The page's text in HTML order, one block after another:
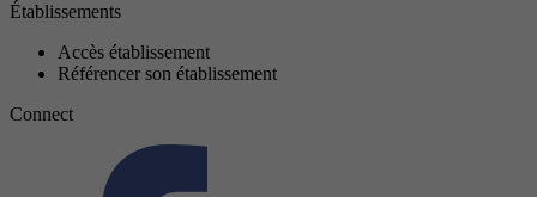
Établissements
Accès établissement
Référencer son établissement
Connect